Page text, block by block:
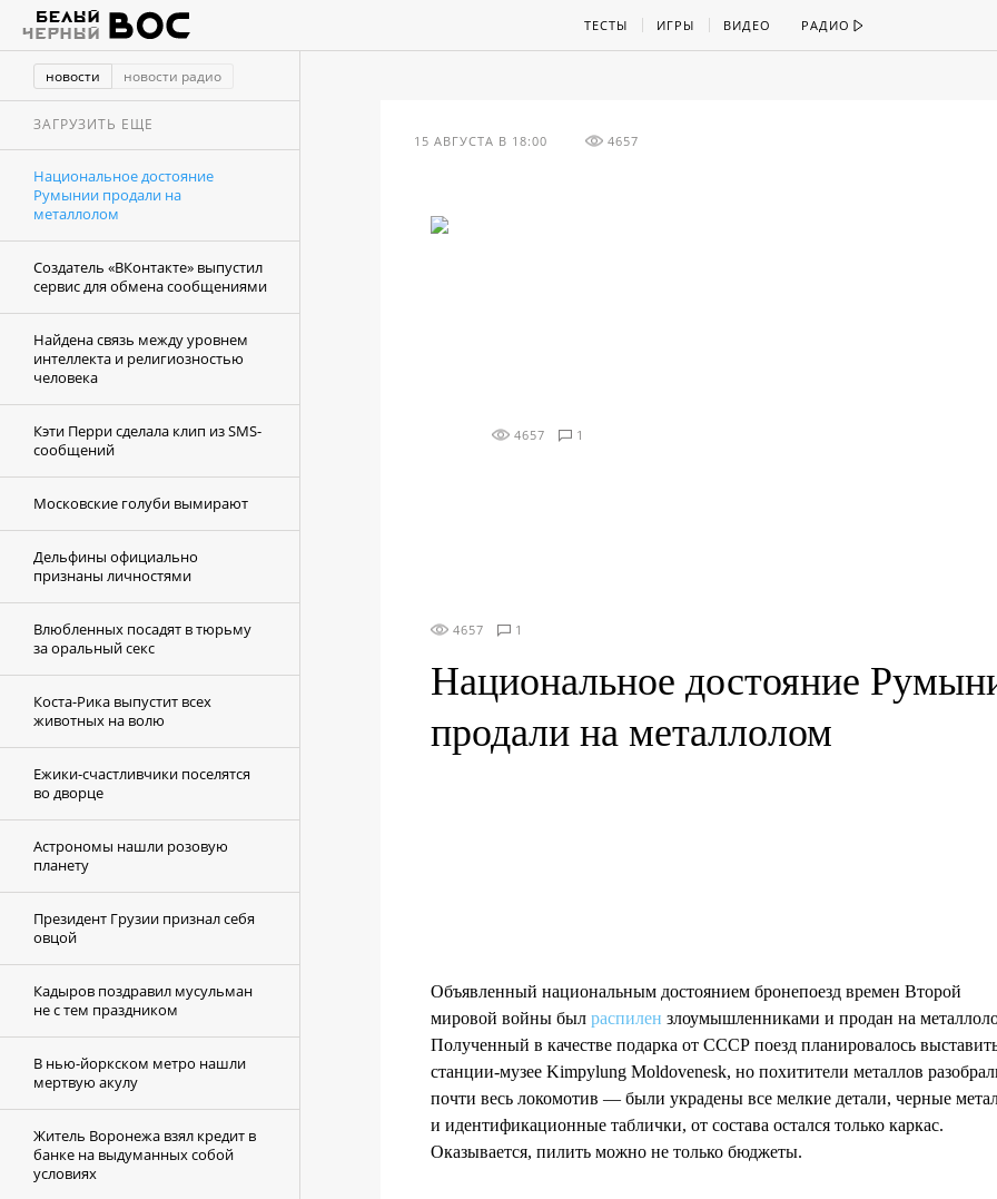
ТЕСТЫ ИГРЫ ВИДЕО РАДИО
новости новости радио
ЗАГРУЗИТЬ ЕЩЕ
Национальное достояние
Румынии продали на
металлолом
Создатель «ВКонтакте» выпустил
сервис для обмена сообщениями
Найдена связь между уровнем
интеллекта и религиозностью
человека
Кэти Перри сделала клип из SMS-
сообщений
Московские голуби вымирают
Дельфины официально
признаны личностями
Влюбленных посадят в тюрьму
за оральный секс
Коста-Рика выпустит всех
животных на волю
Ежики-счастливчики поселятся
во дворце
Астрономы нашли розовую
планету
Президент Грузии признал себя
овцой
Кадыров поздравил мусульман
не с тем праздником
В нью-йоркском метро нашли
мертвую акулу
Житель Воронежа взял кредит в
банке на выдуманных собой
условиях
15 АВГУСТА В 18:00 4657
4657 1
4657 1
Национальное достояние
продали на металлолом
Объявленный национальным достоянием бронепоезд времен Второй
мировой войны был распилен злоумышленниками и продан на
Полученный в качестве подарка от СССР поезд планировалось
станции-музее Kimpylung Moldovenesk, но похитители металлов
почти весь локомотив — были украдены все мелкие детали, черные
и идентификационные таблички, от состава остался только каркас.
Оказывается, пилить можно не только бюджеты.